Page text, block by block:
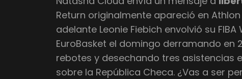
Return originalmente apareció en Athlon
adelante Leonie Fiebich envolvió su
EuroBasket el domingo derramando
rebotes y desechando tres asistencias
sobre la República Checa. ¿Vas a ser